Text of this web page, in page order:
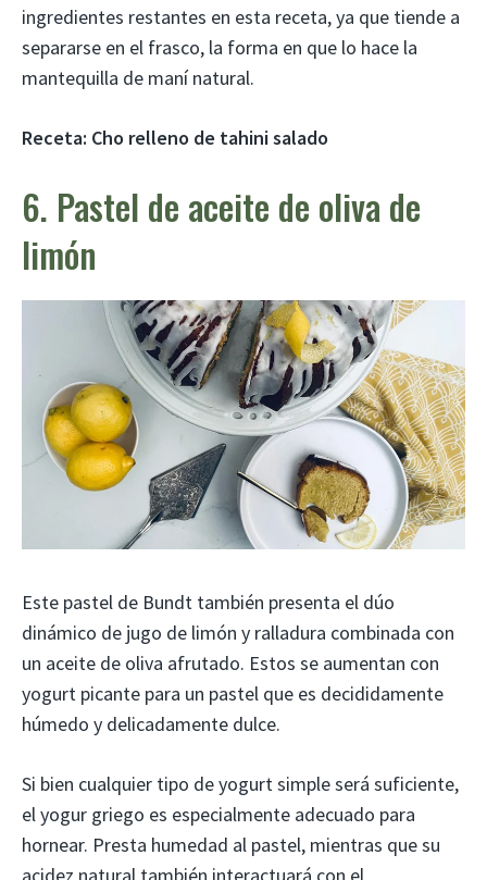
ingredientes restantes en esta receta, ya que tiende a
separarse en el frasco, la forma en que lo hace la
mantequilla de maní natural.
Receta: Cho relleno de tahini salado
6. Pastel de aceite de oliva de
limón
Este pastel de Bundt también presenta el dúo
dinámico de jugo de limón y ralladura combinada con
un aceite de oliva afrutado. Estos se aumentan con
yogurt picante para un pastel que es decididamente
húmedo y delicadamente dulce.
Si bien cualquier tipo de yogurt simple será suficiente,
el yogur griego es especialmente adecuado para
hornear. Presta humedad al pastel, mientras que su